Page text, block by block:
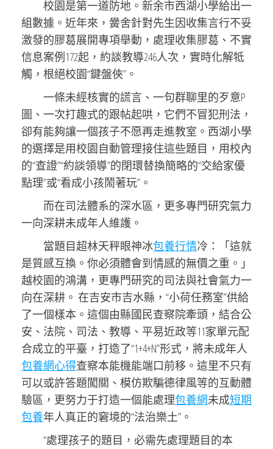
校園是第一道防地。新余市西湖小學給出一
組數據。近年來，黌舍針對先生因收集言行不妥
激發的膠葛展開專項舉動，處理收集膠葛、不實
信息案例172起，約談教導246人次，實時化解牴
觸，根絕校園“鍵盤俠”。
一條未經核實的謊言、一句群聊里的歹意P
圖、一次打趣式的跟帖起哄，它們不冒犯刑法，
卻有能夠讓一個孩子不愿再走進教室。西湖小學
的選擇是用校園自動管理接住這些題目，用校內
的“查證”“約談領導”的閉環替換簡略的“交給家優
點理”或“看成小孩鬧著玩”。
而在司法體系的深水區，更多專門研究氣力
一向深耕未成年人維護。
當題目超林天秤眼神冰包養行情冷：「這就
是質感互換。你必須體會到情感的無價之重。」
越校園的鴻溝，更專門研究的司法與社會氣力一
向在深耕。 在吉安市吉水縣，“小荷任務室”供給
了一個樣本。這個由縣國民查察院牽頭，結合公
安、法院、司法、教導、平易近政等11家單元配
合成立的平臺，打造了“1+4+N”形式，將未成年人
包養網心得查察本能機能端口前移。這里不只有
可以或許答題闖關、模仿欺騙德律風等的互動體
驗區，更努力于打造一個能處理包養網未成短期
包養年人真正的窘境的“法治樂土”。
“處理孩子的題目，必需先處理題目的本